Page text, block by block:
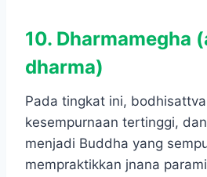
10. Dharmamegha
dharma)
Pada tingkat ini,
kesempurnaan tertinggi,
menjadi Buddha yang
mempraktikkan jnana